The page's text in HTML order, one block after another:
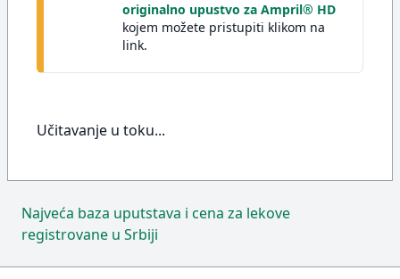
originalno upustvo za Ampril® HD
kojem možete pristupiti klikom na
link.
Učitavanje u toku...
Najveća baza uputstava i cena za lekove
registrovane u Srbiji